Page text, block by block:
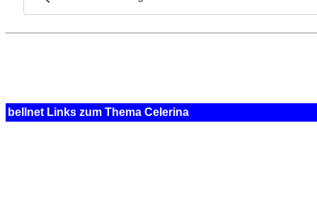
bellnet Links zum Thema Celerina